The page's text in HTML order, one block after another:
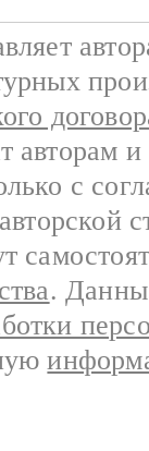
авторам
с
.